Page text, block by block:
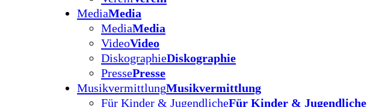
MediaMedia
MediaMedia
VideoVideo
DiskographieDiskographie
PressePresse
MusikvermittlungMusikvermittlung
Für Kinder & JugendlicheFür Kinder & Jugendliche